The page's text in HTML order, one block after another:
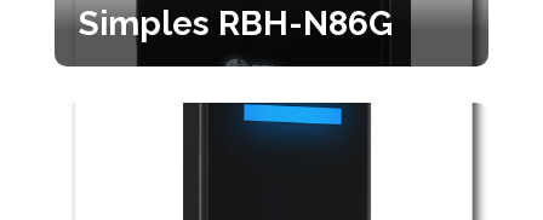
Simples RBH-N86G